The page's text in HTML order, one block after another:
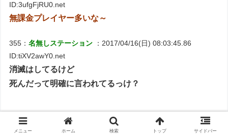
ID:3ufgFjRU0.net
無課金プレイヤー多いな～
355：名無しステーション
：2017/04/16(日) 08:03:45.86
ID:tiXV2awY0.net
消滅はしてるけど
死んだって明確に言われてるっけ？
368： 名無しステーション
：2017/04/16(日) 08:03:55.94
ID:c4z9QMsV0.net
メニュー ホーム 検索 トップ サイドバー